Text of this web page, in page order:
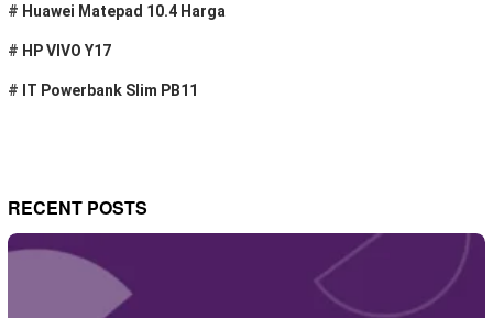
# Huawei Matepad 10.4 Harga
# HP VIVO Y17
# IT Powerbank Slim PB11
RECENT POSTS